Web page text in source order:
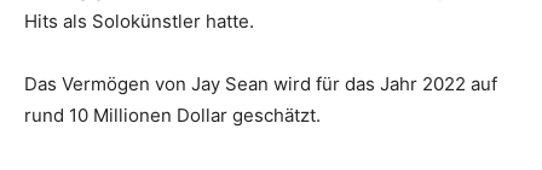
Hits als Solokünstler hatte.
Das Vermögen von Jay Sean wird für das Jahr 2022 auf
rund 10 Millionen Dollar geschätzt.